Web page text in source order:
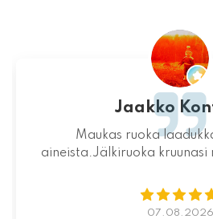
Jaakko
Maukas ruoka
aineista.Jälkiruoka kruunasi
07.08.2026